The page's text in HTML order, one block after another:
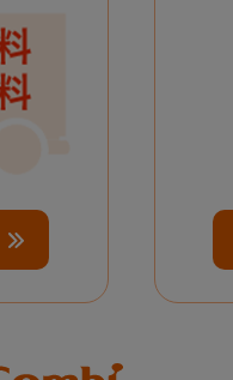
Combi